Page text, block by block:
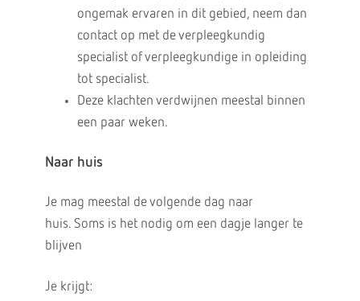
ongemak ervaren in dit gebied, neem dan
contact op met de verpleegkundig
specialist of verpleegkundige in opleiding
tot specialist.
Deze klachten verdwijnen meestal binnen
een paar weken.
Naar huis
Je mag meestal de volgende dag naar
huis. Soms is het nodig om een dagje langer te
blijven
Je krijgt: